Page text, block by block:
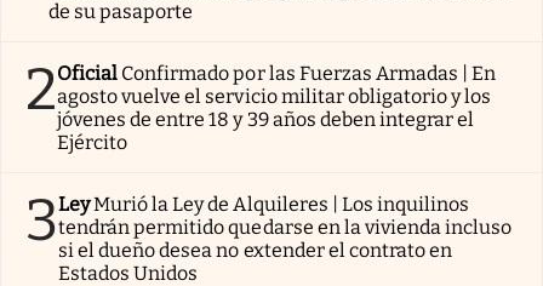
de su pasaporte
2Oficial Confirmado por las Fuerzas Armadas | En
agosto vuelve el servicio militar obligatorio y los
jóvenes de entre 18 y 39 años deben integrar el
Ejército
3LeyMurió la Ley de Alquileres | Los inquilinos
tendrán permitido quedarse en la vivienda incluso
si el dueño desea no extender el contrato en
Estados Unidos